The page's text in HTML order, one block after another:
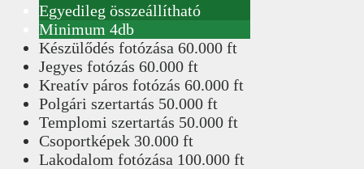
Egyedileg összeállítható
Minimum 4db
Készülődés fotózása 60.000 ft
Jegyes fotózás 60.000 ft
Kreatív páros fotózás 60.000 ft
Polgári szertartás 50.000 ft
Templomi szertartás 50.000 ft
Csoportképek 30.000 ft
Lakodalom fotózása 100.000 ft